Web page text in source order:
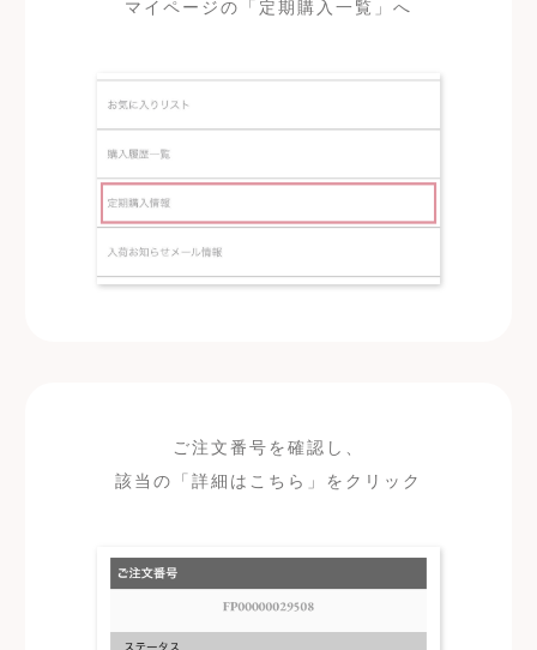
マイページの「定期購入一覧」へ
ご注文番号を確認し、
該当の「詳細はこちら」をクリック